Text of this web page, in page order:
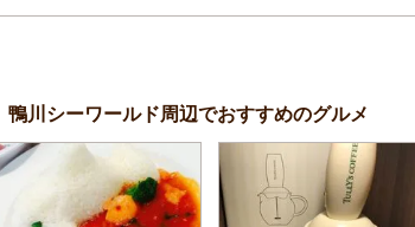
鴨川シーワールド周辺でおすすめのグルメ